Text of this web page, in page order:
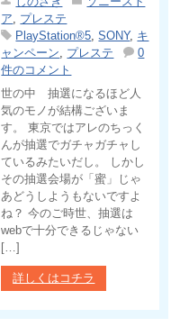
ア, プレステ
PlayStation®5,SONY, キ
ャンペーン, プレステ
0
件のコメント
世の中 抽選になるほど人
気のモノが結構ございま
す。 東京ではアレのちっく
んが抽選でガチャガチャし
ているみたいだし。 しかし
その抽選会場が「蜜」じゃ
あどうしようもないですよ
ね？ 今のご時世、抽選は
webで十分できるじゃない
[…]
詳しくはコチラ